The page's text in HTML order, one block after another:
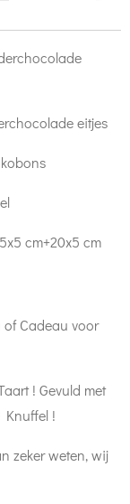
eitjes
cm+20x5 cm
of Cadeau voor
! Gevuld met
!
zeker weten, wij